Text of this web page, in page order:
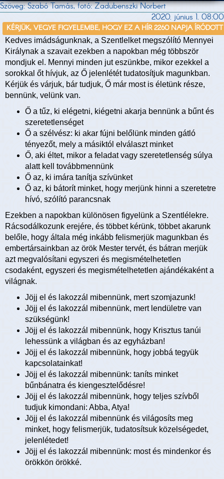
Szöveg: Szabó Tamás, fotó: Zadubenszki Norbert
2020. június 1. 08:00
KÉRJÜK, VEGYE FIGYELEMBE, HOGY EZ A HÍR 2260 NAPJA ÍRÓDOTT
Kedves imádságunknak, a Szentlelket megszólító Mennyei
Királynak a szavait ezekben a napokban még többször
mondjuk el. Mennyi minden jut eszünkbe, mikor ezekkel a
sorokkal őt hívjuk, az Ő jelenlétét tudatosítjuk magunkban.
Kérjük és várjuk, bár tudjuk, Ő már most is életünk része,
bennünk, velünk van.
Ő a tűz, ki elégetni, kiégetni akarja bennünk a bűnt és
szeretetlenséget
Ő a szélvész: ki akar fújni belőlünk minden gátló
tényezőt, mely a másiktól elválaszt minket
Ő, aki éltet, mikor a feladat vagy szeretetlenség súlya
alatt kell továbbmennünk
Ő az, ki imára tanítja szívünket
Ő az, ki bátorít minket, hogy merjünk hinni a szeretetre
hívó, szólító parancsnak
Ezekben a napokban különösen figyelünk a Szentlélekre.
Rácsodálkozunk erejére, és többet kérünk, többet akarunk
belőle, hogy általa még inkább felismerjük magunkban és
embertársainkban az örök Mester tervét, és bátran merjük
azt megvalósítani egyszeri és megismételhetetlen
csodaként, egyszeri és megismételhetetlen ajándékaként a
világnak.
Jöjj el és lakozzál mibennünk, mert szomjazunk!
Jöjj el és lakozzál mibennünk, mert lendületre van
szükségünk!
Jöjj el és lakozzál mibennünk, hogy Krisztus tanúi
lehessünk a világban és az egyházban!
Jöjj el és lakozzál mibennünk, hogy jobbá tegyük
kapcsolatainkat!
Jöjj el és lakozzál mibennünk: taníts minket
bűnbánatra és kiengesztelődésre!
Jöjj el és lakozzál mibennünk, hogy teljes szívből
tudjuk kimondani: Abba, Atya!
Jöjj el és lakozzál mibennünk és világosíts meg
minket, hogy felismerjük, tudatosítsuk közelségedet,
jelenlétedet!
Jöjj el és lakozzál mibennünk: most és mindenkor és
örökkön örökké.